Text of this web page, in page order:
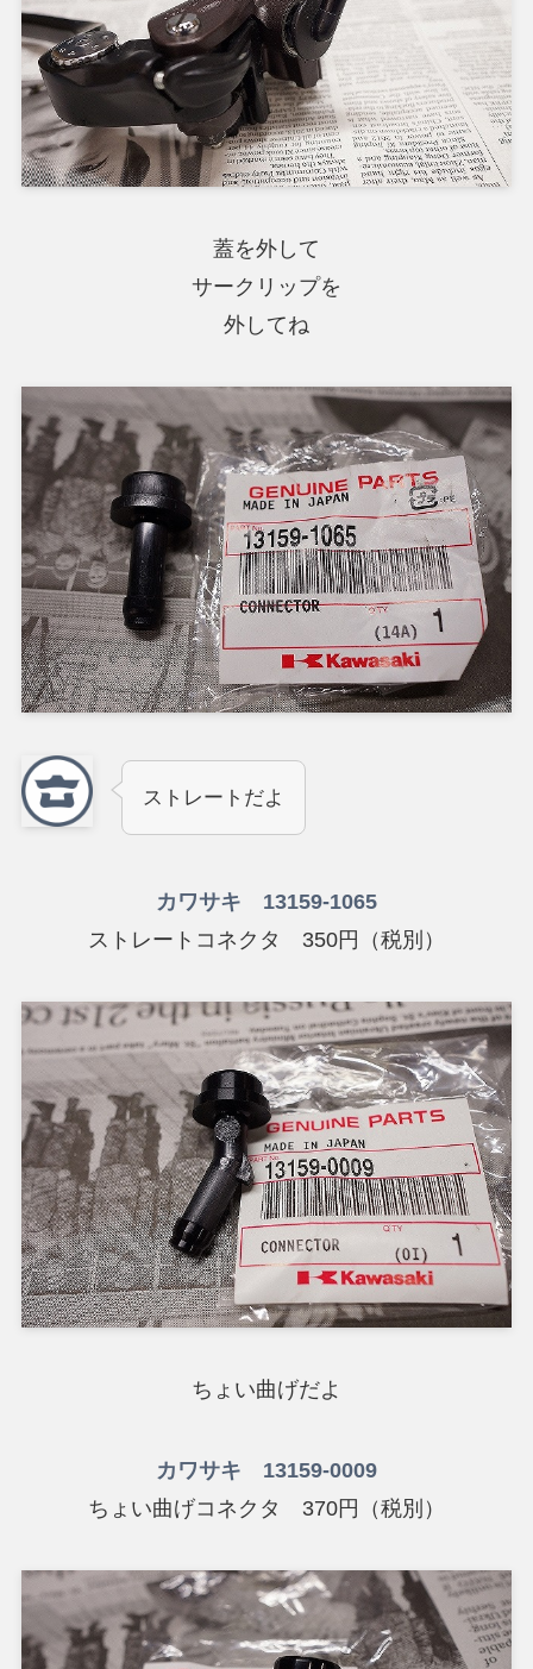
蓋を外して
サークリップを
外してね
ストレートだよ
カワサキ 13159-1065
ストレートコネクタ 350円（税別）
ちょい曲げだよ
カワサキ 13159-0009
ちょい曲げコネクタ 370円（税別）